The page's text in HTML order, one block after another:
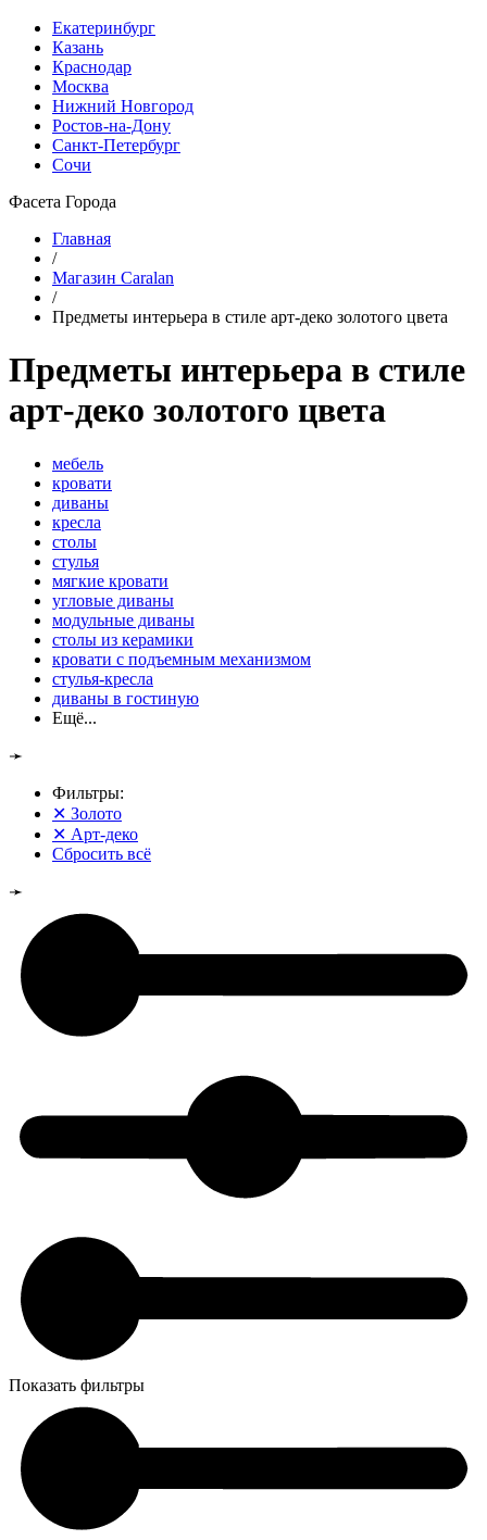
Екатеринбург
Казань
Краснодар
Москва
Нижний Новгород
Ростов-на-Дону
Санкт-Петербург
Сочи
Фасета Города
Главная
/
Магазин Caralan
/
Предметы интерьера в стиле арт-деко золотого цвета
Предметы интерьера в стиле
арт-деко золотого цвета
мебель
кровати
диваны
кресла
столы
стулья
мягкие кровати
угловые диваны
модульные диваны
столы из керамики
кровати с подъемным механизмом
стулья-кресла
диваны в гостиную
Ещё...
➛
Фильтры:
✕ Золото
✕ Арт-деко
Сбросить всё
➛
Показать фильтры